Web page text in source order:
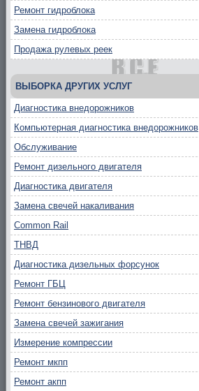
Ремонт гидроблока
Замена гидроблока
Продажа рулевых реек
ВЫБОРКА ДРУГИХ УСЛУГ
Диагностика внедорожников
Компьютерная диагностика внедорожников
Обслуживание
Ремонт дизельного двигателя
Диагностика двигателя
Замена свечей накаливания
Common Rail
ТНВД
Диагностика дизельных форсунок
Ремонт ГБЦ
Ремонт бензинового двигателя
Замена свечей зажигания
Измерение компрессии
Ремонт мкпп
Ремонт акпп